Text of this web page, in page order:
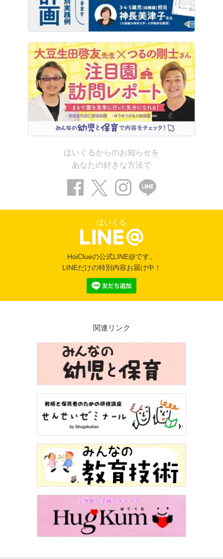
ほいくるからのお知らせを
あなたの好きな方法で
ほいくる
HoiClueの公式LINE@です。
LINEだけの特別内容お届け中！
関連リンク